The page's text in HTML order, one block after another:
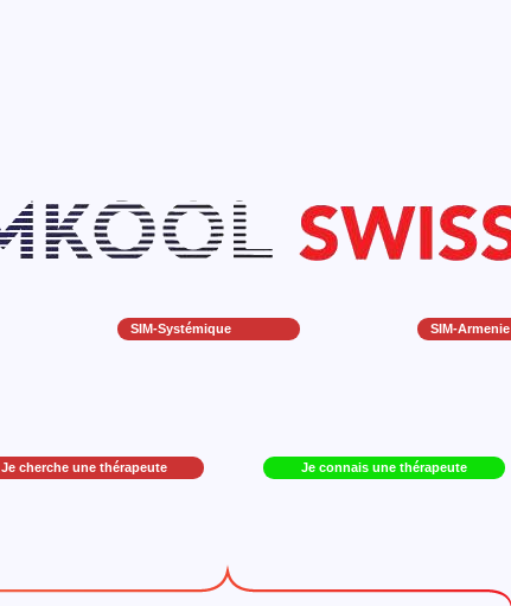
SIM-Systémique SIM-Armenie
Je cherche une thérapeute Je connais une thérapeute